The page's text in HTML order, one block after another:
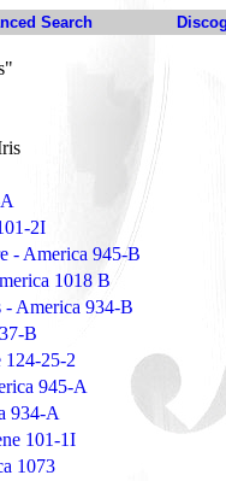
Search
2I
- America 945-B
1018 B
- America 934-B
B
124-25-2
945-A
934-A
101-1I
1073